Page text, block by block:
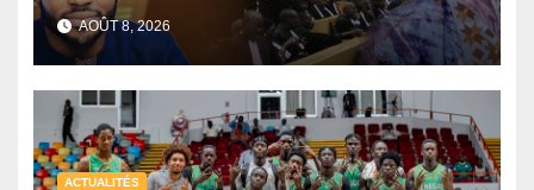
après un non-lieu partiel
AOÛT 8, 2026
ACTUALITÉS